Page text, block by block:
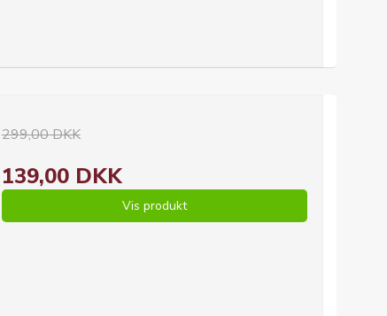
299,00 DKK
139,00 DKK
Vis produkt